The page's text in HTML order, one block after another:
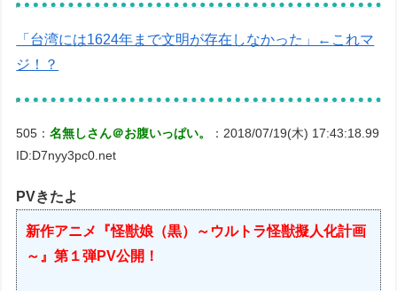
「台湾には1624年まで文明が存在しなかった」←これマ
ジ！？
505：名無しさん＠お腹いっぱい。
：2018/07/19(木) 17:43:18.99
ID:D7nyy3pc0.net
PVきたよ
新作アニメ『怪獣娘（黒）～ウルトラ怪獣擬人化計画
～』第１弾PV公開！